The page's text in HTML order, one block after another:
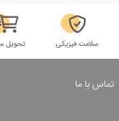
سلامت فیزیکی تحویل
تماس با ما